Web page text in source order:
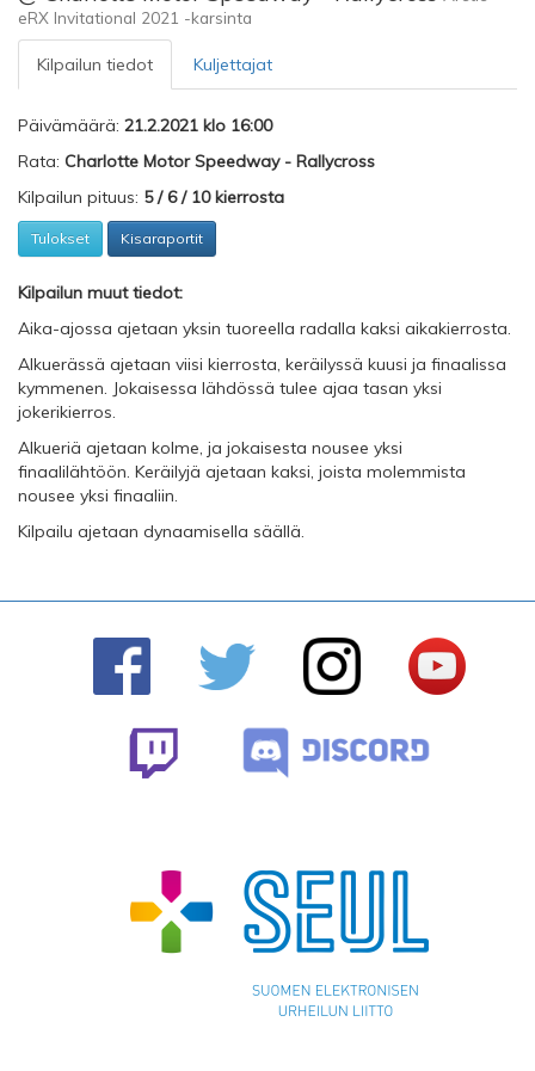
eRX Invitational 2021 -karsinta
Kilpailun tiedot Kuljettajat
Päivämäärä: 21.2.2021 klo 16:00
Rata: Charlotte Motor Speedway - Rallycross
Kilpailun pituus: 5 / 6 / 10 kierrosta
Tulokset Kisaraportit
Kilpailun muut tiedot:
Aika-ajossa ajetaan yksin tuoreella radalla kaksi aikakierrosta.
Alkuerässä ajetaan viisi kierrosta, keräilyssä kuusi ja finaalissa
kymmenen. Jokaisessa lähdössä tulee ajaa tasan yksi
jokerikierros.
Alkueriä ajetaan kolme, ja jokaisesta nousee yksi
finaalilähtöön. Keräilyjä ajetaan kaksi, joista molemmista
nousee yksi finaaliin.
Kilpailu ajetaan dynaamisella säällä.